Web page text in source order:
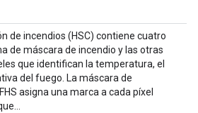
de incendios (HSC) contiene cuatro
de máscara de incendio y las otras
que identifican la temperatura, el
del fuego. La máscara de
asigna una marca a cada píxel